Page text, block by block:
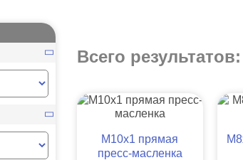
Всего результатов:
М10х1 прямая
пресс-масленка